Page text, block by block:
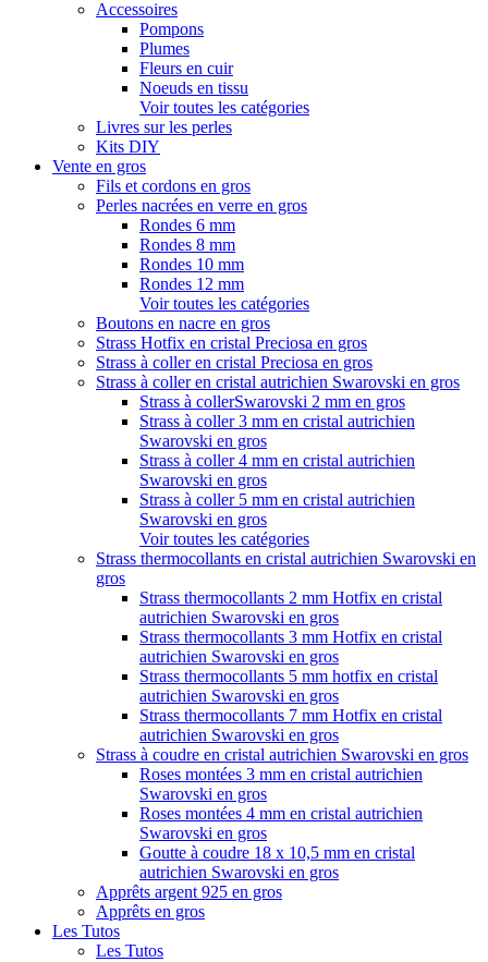
Accessoires
Pompons
Plumes
Fleurs en cuir
Noeuds en tissu
Voir toutes les catégories
Livres sur les perles
Kits DIY
Vente en gros
Fils et cordons en gros
Perles nacrées en verre en gros
Rondes 6 mm
Rondes 8 mm
Rondes 10 mm
Rondes 12 mm
Voir toutes les catégories
Boutons en nacre en gros
Strass Hotfix en cristal Preciosa en gros
Strass à coller en cristal Preciosa en gros
Strass à coller en cristal autrichien Swarovski en gros
Strass à collerSwarovski 2 mm en gros
Strass à coller 3 mm en cristal autrichien
Swarovski en gros
Strass à coller 4 mm en cristal autrichien
Swarovski en gros
Strass à coller 5 mm en cristal autrichien
Swarovski en gros
Voir toutes les catégories
Strass thermocollants en cristal autrichien Swarovski en
gros
Strass thermocollants 2 mm Hotfix en cristal
autrichien Swarovski en gros
Strass thermocollants 3 mm Hotfix en cristal
autrichien Swarovski en gros
Strass thermocollants 5 mm hotfix en cristal
autrichien Swarovski en gros
Strass thermocollants 7 mm Hotfix en cristal
autrichien Swarovski en gros
Strass à coudre en cristal autrichien Swarovski en gros
Roses montées 3 mm en cristal autrichien
Swarovski en gros
Roses montées 4 mm en cristal autrichien
Swarovski en gros
Goutte à coudre 18 x 10,5 mm en cristal
autrichien Swarovski en gros
Apprêts argent 925 en gros
Apprêts en gros
Les Tutos
Les Tutos